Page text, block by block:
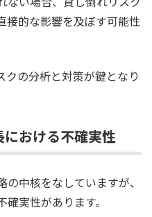
接的な影響を及ぼす可能性
クの分析と対策が鍵となり
おける不確実性
中核をなしていますが、
実性があります。